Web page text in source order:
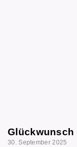
Glückwunsch
30. September 2025